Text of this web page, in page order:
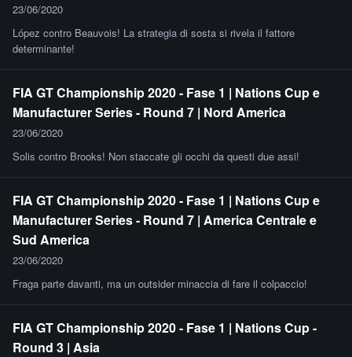
23/06/2020
López contro Beauvois! La strategia di sosta si rivela il fattore
determinante!
FIA GT Championship 2020 - Fase 1 | Nations Cup e
Manufacturer Series - Round 7 | Nord America
23/06/2020
Solis contro Brooks! Non staccate gli occhi da questi due assi!
FIA GT Championship 2020 - Fase 1 | Nations Cup e
Manufacturer Series - Round 7 | America Centrale e
Sud America
23/06/2020
Fraga parte davanti, ma un outsider minaccia di fare il colpaccio!
FIA GT Championship 2020 - Fase 1 | Nations Cup -
Round 3 | Asia